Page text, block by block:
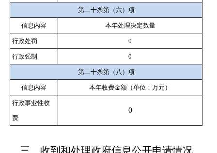
第二十条第（六）项
信息内容 本年处理决定数量
行政处罚 0
行政强制 0
第二十条第（八）项
信息内容 本年收费金额（单位：万元）
行政事业性收
费
0
三、收到和处理政府信息公开申请情况